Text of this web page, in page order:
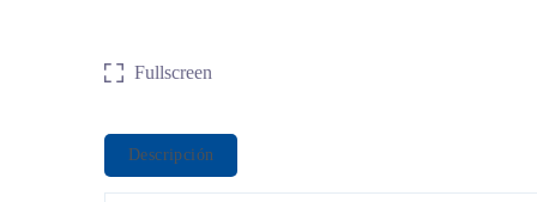
Fullscreen
Descripción